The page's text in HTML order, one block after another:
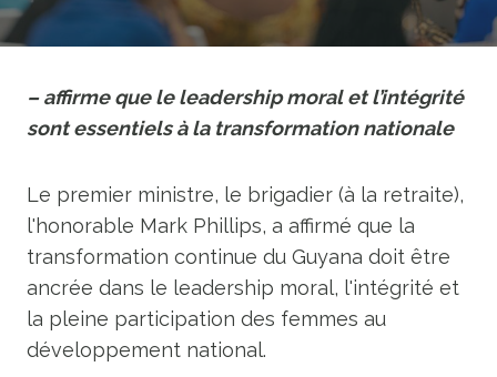
– affirme que le leadership moral et l’intégrité
sont essentiels à la transformation nationale
Le premier ministre, le brigadier (à la retraite),
l'honorable Mark Phillips, a affirmé que la
transformation continue du Guyana doit être
ancrée dans le leadership moral, l'intégrité et
la pleine participation des femmes au
développement national.